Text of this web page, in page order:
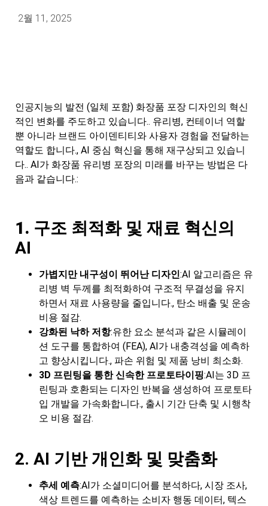
2월 11, 2025
인공지능의 발전 (일체 포함) 화장품 포장 디자인의 혁신
적인 변화를 주도하고 있습니다.. 유리병, 컨테이너 역할
뿐 아니라 브랜드 아이덴티티와 사용자 경험을 전달하는
역할도 합니다., AI 중심 혁신을 통해 재구상되고 있습니
다.. AI가 화장품 유리병 포장의 미래를 바꾸는 방법은 다
음과 같습니다.:
1. 구조 최적화 및 재료 혁신의
AI
가볍지만 내구성이 뛰어난 디자인:AI 알고리즘은 유
리병 벽 두께를 최적화하여 구조적 무결성을 유지
하면서 재료 사용량을 줄입니다., 탄소 배출 및 운송
비용 절감.
강화된 낙하 저항:유한 요소 분석과 같은 시뮬레이
션 도구를 통합하여 (FEA), AI가 내충격성을 예측하
고 향상시킵니다., 파손 위험 및 제품 낭비 최소화.
3D 프린팅을 통한 신속한 프로토타이핑:AI는 3D 프
린팅과 호환되는 디자인 반복을 생성하여 프로토타
입 개발을 가속화합니다., 출시 기간 단축 및 시행착
오 비용 절감.
2. AI 기반 개인화 및 맞춤화
추세 예측:AI가 소셜미디어를 분석하다, 시장 조사,
색상 트렌드를 예측하는 소비자 행동 데이터, 텍스